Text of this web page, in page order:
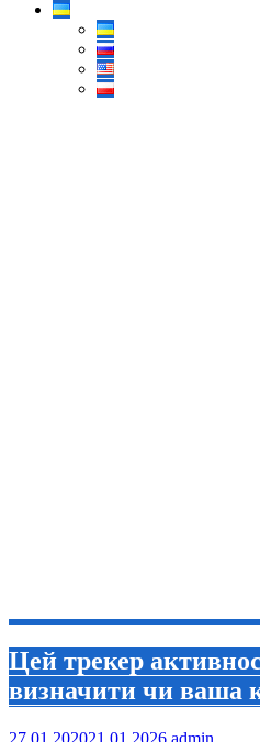
Цей трекер
визначити чи ваша
27.01.202021.01.2026 admin